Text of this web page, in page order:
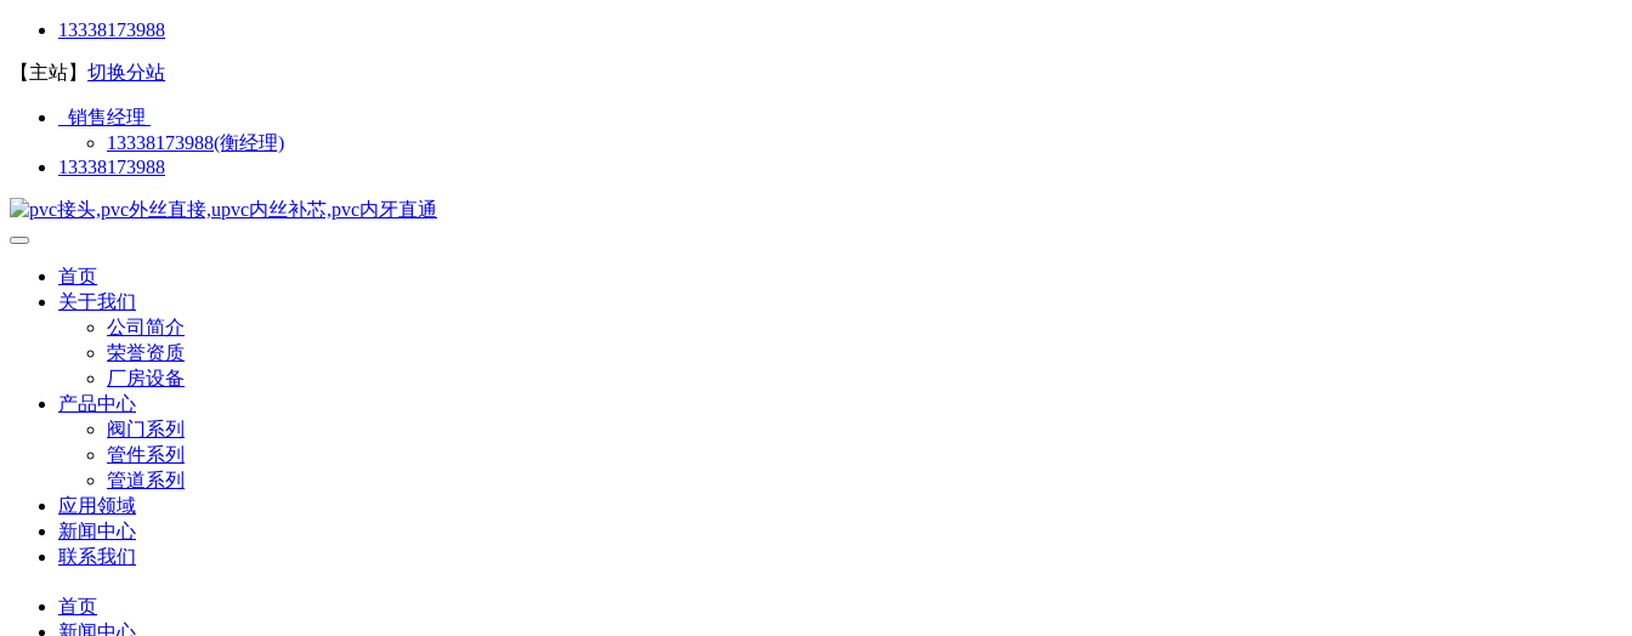
13338173988
【主站】 切换分站
销售经理
13338173988(衡经理)
13338173988
首页
关于我们
公司简介
荣誉资质
厂房设备
产品中心
阀门系列
管件系列
管道系列
应用领域
新闻中心
联系我们
首页
新闻中心